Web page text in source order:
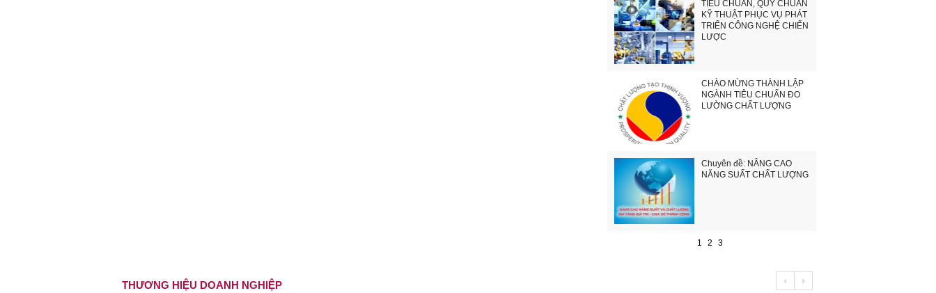
TIÊU CHUẨN, QUY CHUẨN
KỸ THUẬT PHỤC VỤ PHÁT
TRIỂN CÔNG NGHỆ CHIẾN
LƯỢC
CHÀO MỪNG THÀNH LẬP
NGÀNH TIÊU CHUẨN ĐO
LƯỜNG CHẤT LƯỢNG
Chuyên đề: NÂNG CAO
NĂNG SUẤT CHẤT LƯỢNG
1 2 3
THƯƠNG HIỆU DOANH NGHIỆP